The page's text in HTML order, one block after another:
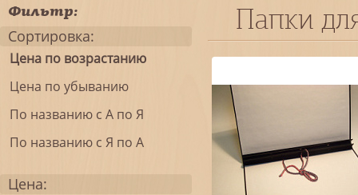
Фильтр:
Сортировка:
Цена по возрастанию
Цена по убыванию
По названию с А по Я
По названию с Я по А
Цена:
Папки